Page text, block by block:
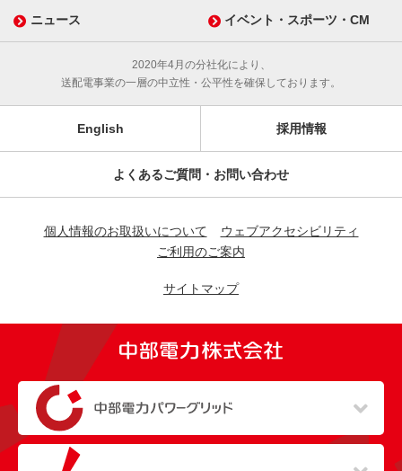
ニュース イベント・スポーツ・CM
2020年4月の分社化により、
送配電事業の一層の中立性・公平性を確保しております。
English 採用情報
よくあるご質問・お問い合わせ
個人情報のお取扱いについて
ウェブアクセシビリティ
ご利用のご案内
サイトマップ
（新しいウィンドウを開きます）